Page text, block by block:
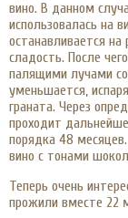
вино. В данном
использовалась на
останавливается
сладость. После
палящими лучами
уменьшается,
граната. Через
проходит
порядка 48
вино с тонами
Теперь очень
прожили вместе 22